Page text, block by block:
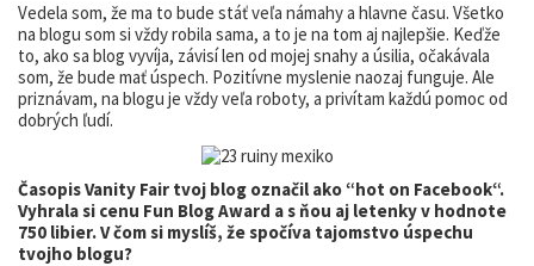
Vedela som, že ma to bude stáť veľa námahy a hlavne času. Všetko
na blogu som si vždy robila sama, a to je na tom aj najlepšie. Keďže
to, ako sa blog vyvíja, závisí len od mojej snahy a úsilia, očakávala
som, že bude mať úspech. Pozitívne myslenie naozaj funguje. Ale
priznávam, na blogu je vždy veľa roboty, a privítam každú pomoc od
dobrých ľudí.
Časopis Vanity Fair tvoj blog označil ako “hot on Facebook“.
Vyhrala si cenu Fun Blog Award a s ňou aj letenky v hodnote
750 libier. V čom si myslíš, že spočíva tajomstvo úspechu
tvojho blogu?